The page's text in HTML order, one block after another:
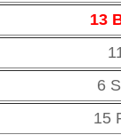
13
6
15